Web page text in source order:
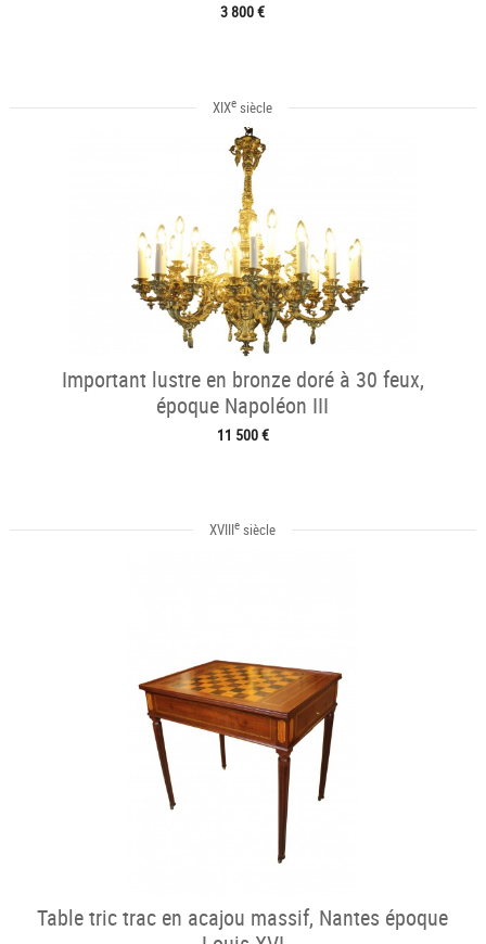
3 800 €
XIXe siècle
Important lustre en bronze doré à 30 feux,
époque Napoléon III
11 500 €
XVIIIe siècle
Table tric trac en acajou massif, Nantes époque